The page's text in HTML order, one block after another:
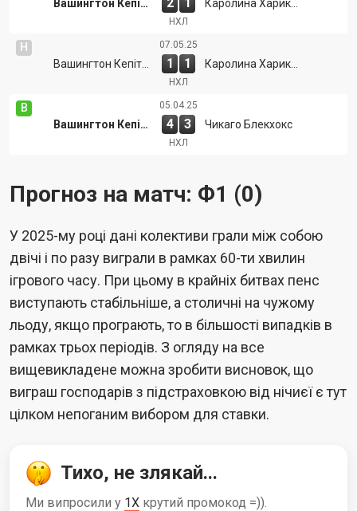
Вашингтон Кепіталс
НХЛ
Н 07.05.25
1 1
НХЛ
В 05.04.25
Вашингтон Кепіталс 4 3 Чикаго Блекхокс
НХЛ
Прогноз на матч: Ф1 (0)
У 2025-му році дані колективи грали між собою
двічі і по разу виграли в рамках 60-ти хвилин
ігрового часу. При цьому в крайніх битвах пенс
виступають стабільніше, а столичні на чужому
льоду, якщо програють, то в більшості випадків в
рамках трьох періодів. З огляду на все
вищевикладене можна зробити висновок, що
виграш господарів з підстраховкою від нічиєї є тут
цілком непоганим вибором для ставки.
Тихо, не злякай...
Ми випросили у 1X крутий промокод =)).